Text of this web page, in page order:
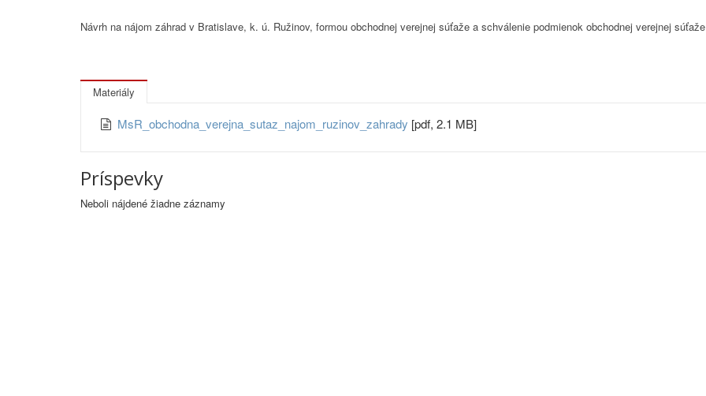
Návrh na nájom záhrad v Bratislave, k. ú. Ružinov, formou obchodnej verejnej súťaže a schválenie podmienok obchodnej verejnej súťaže
Materiály
MsR_obchodna_verejna_sutaz_najom_ruzinov_zahrady [pdf, 2.1 MB]
Príspevky
Neboli nájdené žiadne záznamy